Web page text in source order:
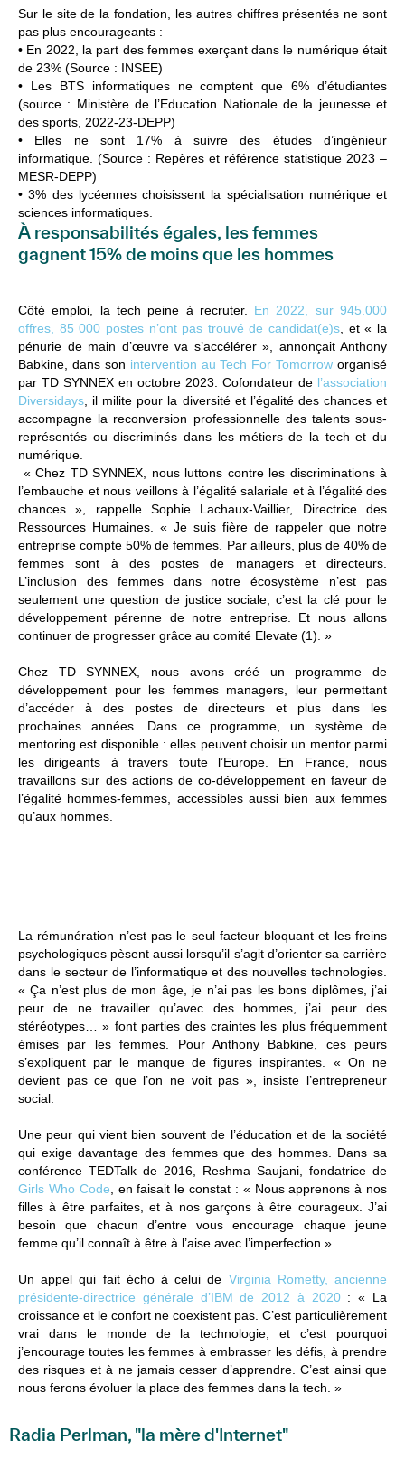
Sur le site de la fondation, les autres chiffres présentés ne sont
pas plus encourageants :
• En 2022, la part des femmes exerçant dans le numérique était
de 23% (Source : INSEE)
• Les BTS informatiques ne comptent que 6% d’étudiantes
(source : Ministère de l’Education Nationale de la jeunesse et
des sports, 2022-23-DEPP)
• Elles ne sont 17% à suivre des études d’ingénieur
informatique. (Source : Repères et référence statistique 2023 –
MESR-DEPP)
• 3% des lycéennes choisissent la spécialisation numérique et
sciences informatiques.
À responsabilités égales, les femmes
gagnent 15% de moins que les hommes
Côté emploi, la tech peine à recruter. En 2022, sur 945.000
offres, 85 000 postes n’ont pas trouvé de candidat(e)s , et « la
pénurie de main d’œuvre va s’accélérer », annonçait Anthony
Babkine, dans son intervention au Tech For Tomorrow organisé
par TD SYNNEX en octobre 2023. Cofondateur de l’association
Diversidays , il milite pour la diversité et l’égalité des chances et
accompagne la reconversion professionnelle des talents sous-
représentés ou discriminés dans les métiers de la tech et du
numérique.
« Chez TD SYNNEX, nous luttons contre les discriminations à
l’embauche et nous veillons à l’égalité salariale et à l’égalité des
chances », rappelle Sophie Lachaux-Vaillier, Directrice des
Ressources Humaines. « Je suis fière de rappeler que notre
entreprise compte 50% de femmes. Par ailleurs, plus de 40% de
femmes sont à des postes de managers et directeurs.
L’inclusion des femmes dans notre écosystème n’est pas
seulement une question de justice sociale, c’est la clé pour le
développement pérenne de notre entreprise. Et nous allons
continuer de progresser grâce au comité Elevate (1). »
Chez TD SYNNEX, nous avons créé un programme de
développement pour les femmes managers, leur permettant
d’accéder à des postes de directeurs et plus dans les
prochaines années. Dans ce programme, un système de
mentoring est disponible : elles peuvent choisir un mentor parmi
les dirigeants à travers toute l’Europe. En France, nous
travaillons sur des actions de co-développement en faveur de
l’égalité hommes-femmes, accessibles aussi bien aux femmes
qu’aux hommes.
La rémunération n’est pas le seul facteur bloquant et les freins
psychologiques pèsent aussi lorsqu’il s’agit d’orienter sa carrière
dans le secteur de l’informatique et des nouvelles technologies.
« Ça n’est plus de mon âge, je n’ai pas les bons diplômes, j’ai
peur de ne travailler qu’avec des hommes, j’ai peur des
stéréotypes… » font parties des craintes les plus fréquemment
émises par les femmes. Pour Anthony Babkine, ces peurs
s’expliquent par le manque de figures inspirantes. « On ne
devient pas ce que l’on ne voit pas », insiste l’entrepreneur
social.
Une peur qui vient bien souvent de l’éducation et de la société
qui exige davantage des femmes que des hommes. Dans sa
conférence TEDTalk de 2016, Reshma Saujani, fondatrice de
Girls Who Code , en faisait le constat : « Nous apprenons à nos
filles à être parfaites, et à nos garçons à être courageux. J’ai
besoin que chacun d’entre vous encourage chaque jeune
femme qu’il connaît à être à l’aise avec l’imperfection ».
Un appel qui fait écho à celui de Virginia Rometty, ancienne
présidente-directrice générale d’IBM de 2012 à 2020: « La
croissance et le confort ne coexistent pas. C’est particulièrement
vrai dans le monde de la technologie, et c’est pourquoi
j’encourage toutes les femmes à embrasser les défis, à prendre
des risques et à ne jamais cesser d’apprendre. C’est ainsi que
nous ferons évoluer la place des femmes dans la tech. »
Radia Perlman, "la mère d'Internet"